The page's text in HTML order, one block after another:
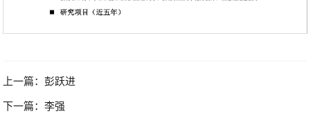
上一篇： 彭跃进
下一篇： 李强